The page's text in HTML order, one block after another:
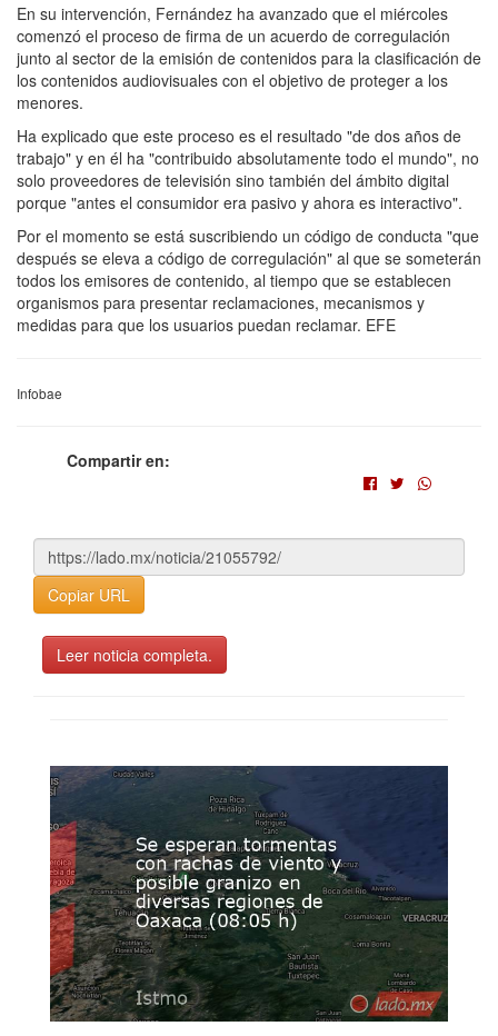
En su intervención, Fernández ha avanzado que el miércoles
comenzó el proceso de firma de un acuerdo de corregulación
junto al sector de la emisión de contenidos para la clasificación de
los contenidos audiovisuales con el objetivo de proteger a los
menores.
Ha explicado que este proceso es el resultado "de dos años de
trabajo" y en él ha "contribuido absolutamente todo el mundo", no
solo proveedores de televisión sino también del ámbito digital
porque "antes el consumidor era pasivo y ahora es interactivo".
Por el momento se está suscribiendo un código de conducta "que
después se eleva a código de corregulación" al que se someterán
todos los emisores de contenido, al tiempo que se establecen
organismos para presentar reclamaciones, mecanismos y
medidas para que los usuarios puedan reclamar. EFE
Infobae
Compartir en:
Copiar URL
Leer noticia completa.